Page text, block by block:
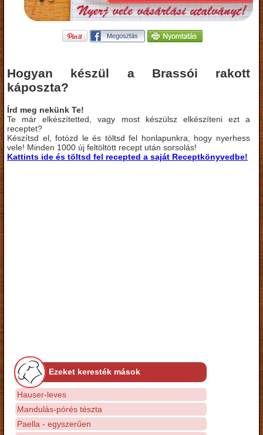
Hogyan készül a Brassói rakott
káposzta?
Írd meg nekünk Te!
Te már elkészítetted, vagy most készülsz elkészíteni ezt a
receptet?
Készítsd el, fotózd le és töltsd fel honlapunkra, hogy nyerhess
vele! Minden 1000 új feltöltött recept után sorsolás!
Kattints ide és töltsd fel recepted a saját Receptkönyvedbe!
Ezeket keresték mások
Hauser-leves
Mandulás-pórés tészta
Paella - egyszerűen